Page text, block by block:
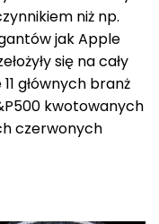
niż np.
jak Apple
się na cały
głównych branż
kwotowanych
czerwonych